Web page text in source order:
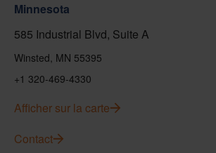
Minnesota
585 Industrial Blvd, Suite A
Winsted, MN 55395
+1 320-469-4330
Afficher sur la carte
Contact